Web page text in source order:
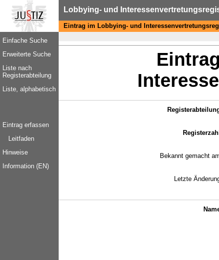
Lobbying- und
Eintrag im Lobbying- und
Bekannt gemacht
Letzte
Einfache Suche
Erweiterte Suche
Liste nach
Registerabteilung
Liste, alphabetisch
Eintrag erfassen
Leitfaden
Hinweise
Information (EN)